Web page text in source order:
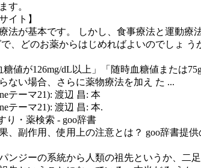
す。
イト】
法が基本です。 しかし、食事療法と運動
、どのお薬からはじめればよいのでしょ う
値が126mg/dL以上」「随時血糖値または
ない場合、さらに薬物療法を加え た ...
テーマ21): 渡辺 昌: 本
テーマ21): 渡辺 昌: 本.
り・薬検索 - goo辞書
、副作用、使用上の注意とは？ goo辞書提
ンジーの系統から人類の祖先というか、二